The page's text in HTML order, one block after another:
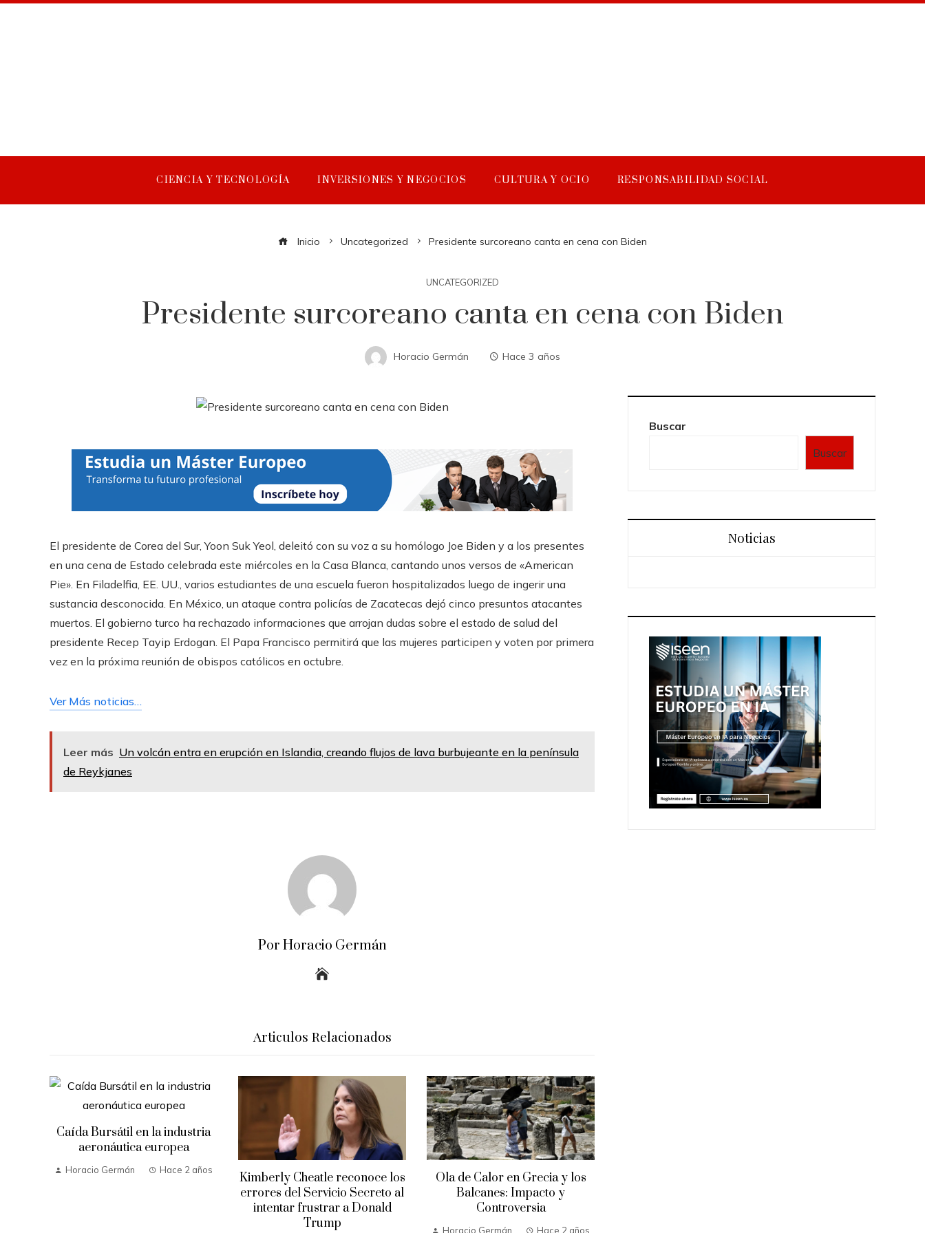
CIENCIA Y TECNOLOGÍA INVERSIONES Y NEGOCIOS CULTURA Y OCIO RESPONSABILIDAD SOCIAL
Inicio Uncategorized Presidente surcoreano canta en cena con Biden
UNCATEGORIZED
Presidente surcoreano canta en cena con Biden
Horacio Germán Hace 3 años
El presidente de Corea del Sur, Yoon Suk Yeol, deleitó con su voz a su homólogo Joe Biden y a los presentes
en una cena de Estado celebrada este miércoles en la Casa Blanca, cantando unos versos de «American
Pie». En Filadelfia, EE. UU., varios estudiantes de una escuela fueron hospitalizados luego de ingerir una
sustancia desconocida. En México, un ataque contra policías de Zacatecas dejó cinco presuntos atacantes
muertos. El gobierno turco ha rechazado informaciones que arrojan dudas sobre el estado de salud del
presidente Recep Tayip Erdogan. El Papa Francisco permitirá que las mujeres participen y voten por primera
vez en la próxima reunión de obispos católicos en octubre.
Ver Más noticias…
Leer más Un volcán entra en erupción en Islandia, creando flujos de lava burbujeante en la península
de Reykjanes
Por Horacio Germán
Articulos Relacionados
Caída Bursátil en la industria
aeronáutica europea
Horacio Germán Hace 2 años
Kimberly Cheatle reconoce los
errores del Servicio Secreto al
intentar frustrar a Donald
Trump
Ola de Calor en Grecia y los
Balcanes: Impacto y
Controversia
Horacio Germán Hace 2 años
Buscar
Buscar
Noticias